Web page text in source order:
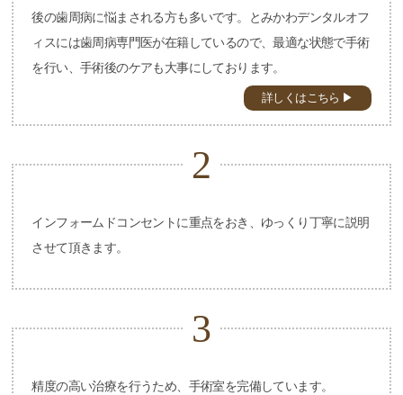
後の歯周病に悩まされる方も多いです。とみかわデンタルオフ
ィスには歯周病専門医が在籍しているので、最適な状態で手術
を行い、手術後のケアも大事にしております。
詳しくはこちら ▶
2
インフォームドコンセントに重点をおき、ゆっくり丁寧に説明
させて頂きます。
3
精度の高い治療を行うため、手術室を完備しています。